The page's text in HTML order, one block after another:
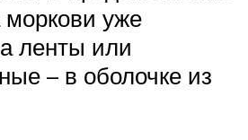
уже
ленты или
– в оболочке из